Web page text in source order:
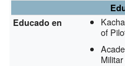
Educado en
of